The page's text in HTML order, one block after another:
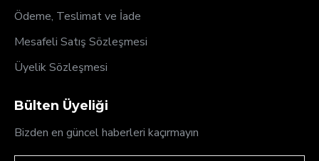
Ödeme, Teslimat ve İade
Mesafeli Satış Sözleşmesi
Üyelik Sözleşmesi
Bülten Üyeliği
Bizden en güncel haberleri kaçırmayın